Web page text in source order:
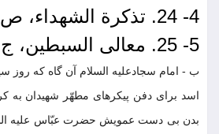
4- 24. تذکرة الشهداء، ص 270.
5- 25. معالی السبطین، ج 2، ص 23.
ب - امام سجادعلیه السلام آن گاه که روز
اسد برای دفن پیکرهای مطهّر شهیدان به
بدن بی دست عمویش حضرت عبّاس علیه